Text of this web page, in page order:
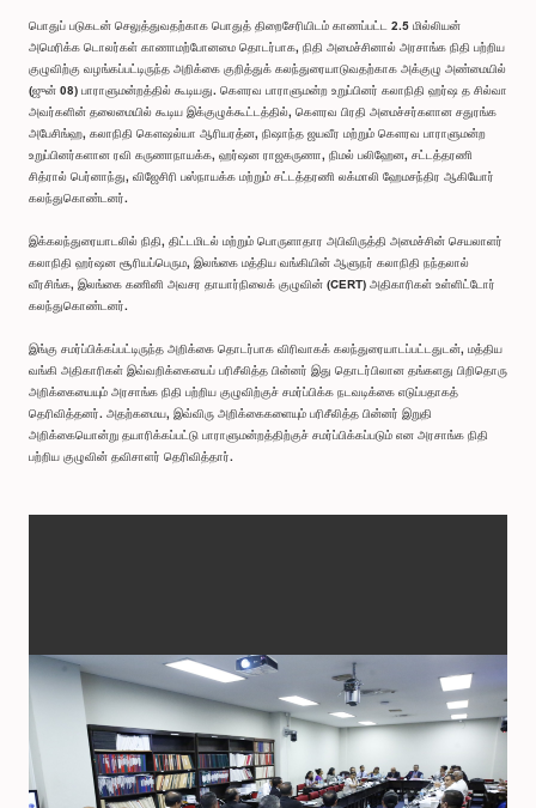
பொதுப் படுகடன் செலுத்துவதற்காக பொதுத் திறைசேரியிடம் காணப்பட்ட 2.5 மில்லியன்
அமெரிக்க டொலர்கள் காணாமற்போனமை தொடர்பாக, நிதி அமைச்சினால் அரசாங்க நிதி பற்றிய
குழுவிற்கு வழங்கப்பட்டிருந்த அறிக்கை குறித்துக் கலந்துரையாடுவதற்காக அக்குழு அண்மையில்
(ஜுன் 08) பாராளுமன்றத்தில் கூடியது. கௌரவ பாராளுமன்ற உறுப்பினர் கலாநிதி ஹர்ஷ த சில்வா
அவர்களின் தலைமையில் கூடிய இக்குழுக்கூட்டத்தில், கௌரவ பிரதி அமைச்சர்களான சதுரங்க
அபேசிங்ஹ, கலாநிதி கௌஷல்யா ஆரியரத்ன, நிஷாந்த ஜயவீர மற்றும் கௌரவ பாராளுமன்ற
உறுப்பினர்களான ரவி கருணாநாயக்க, ஹர்ஷன ராஜகருணா, நிமல் பலிஹேன, சட்டத்தரணி
சித்ரால் பெர்னாந்து, விஜேசிரி பஸ்நாயக்க மற்றும் சட்டத்தரணி லக்மாலி ஹேமசந்திர ஆகியோர்
கலந்துகொண்டனர்.
இக்கலந்துரையாடலில் நிதி, திட்டமிடல் மற்றும் பொருளாதார அபிவிருத்தி அமைச்சின் செயலாளர்
கலாநிதி ஹர்ஷன சூரியப்பெரும, இலங்கை மத்திய வங்கியின் ஆளுநர் கலாநிதி நந்தலால்
வீரசிங்க, இலங்கை கணினி அவசர தாயார்நிலைக் குழுவின் (CERT) அதிகாரிகள் உள்ளிட்டோர்
கலந்துகொண்டனர்.
இங்கு சமர்ப்பிக்கப்பட்டிருந்த அறிக்கை தொடர்பாக விரிவாகக் கலந்துரையாடப்பட்டதுடன், மத்திய
வங்கி அதிகாரிகள் இவ்வறிக்கையைப் பரிசீலித்த பின்னர் இது தொடர்பிலான தங்களது பிறிதொரு
அறிக்கையையும் அரசாங்க நிதி பற்றிய குழுவிற்குச் சமர்ப்பிக்க நடவடிக்கை எடுப்பதாகத்
தெரிவித்தனர். அதற்கமைய, இவ்விரு அறிக்கைகளையும் பரிசீலித்த பின்னர் இறுதி
அறிக்கையொன்று தயாரிக்கப்பட்டு பாராளுமன்றத்திற்குச் சமர்ப்பிக்கப்படும் என அரசாங்க நிதி
பற்றிய குழுவின் தவிசாளர் தெரிவித்தார்.